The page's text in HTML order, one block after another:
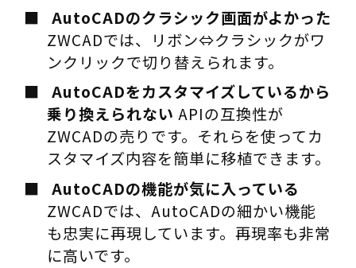
AutoCADのクラシック画面がよかった
ZWCADでは、リボン⇔クラシックがワ
ンクリックで切り替えられます。
AutoCADをカスタマイズしているから
乗り換えられない APIの互換性が
ZWCADの売りです。それらを使ってカ
スタマイズ内容を簡単に移植できます。
AutoCADの機能が気に入っている
ZWCADでは、AutoCADの細かい機能
も忠実に再現しています。再現率も非常
に高いです。